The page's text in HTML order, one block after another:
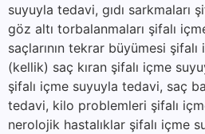
suyuyla tedavi, gıdı sarkmaları
göz altı torbalanmaları şifalı
saçlarının tekrar büyümesi
(kellik) saç kıran şifalı içme
şifalı içme suyuyla tedavi, saç
tedavi, kilo problemleri şifalı
nerolojik hastalıklar şifalı içme